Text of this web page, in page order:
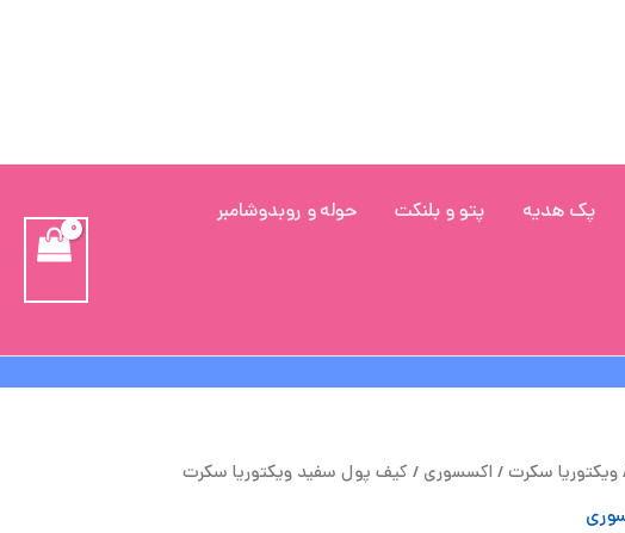
پک هدیه پتو و بلنکت حوله و روبدوشامبر
ویکتوریا سکرت/ اکسسوری / کیف پول سفید ویکتوریا سکرت قیمت قیمت